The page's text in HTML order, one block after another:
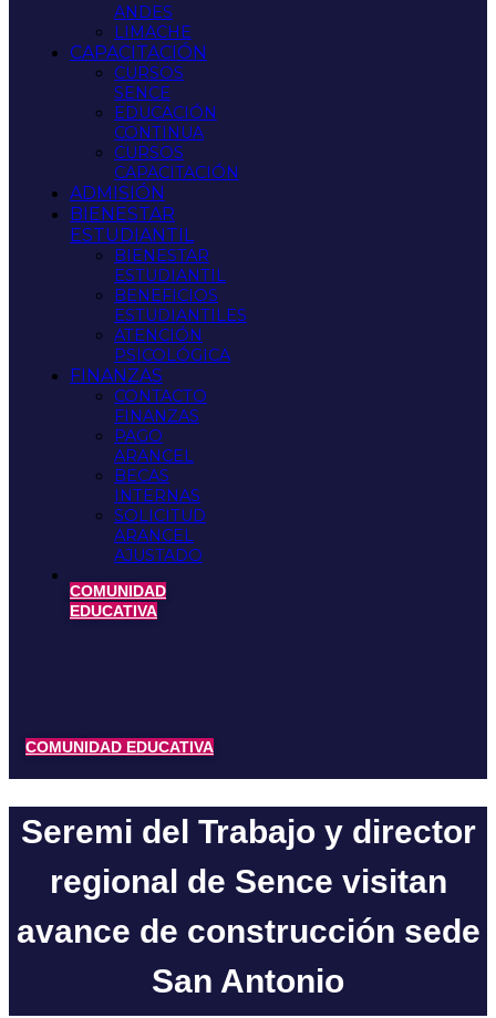
ANDES
LIMACHE
CAPACITACIÓN
CURSOS
SENCE
EDUCACIÓN
CONTINUA
CURSOS
CAPACITACIÓN
ADMISIÓN
BIENESTAR
ESTUDIANTIL
BIENESTAR
ESTUDIANTIL
BENEFICIOS
ESTUDIANTILES
ATENCIÓN
PSICOLÓGICA
FINANZAS
CONTACTO
FINANZAS
PAGO
ARANCEL
BECAS
INTERNAS
SOLICITUD
ARANCEL
AJUSTADO
COMUNIDAD
EDUCATIVA
COMUNIDAD EDUCATIVA
Seremi del Trabajo y director
regional de Sence visitan
avance de construcción sede
San Antonio